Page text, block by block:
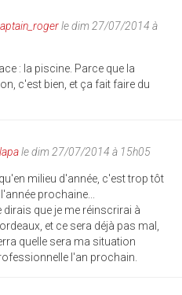
le dim 27/07/2014 à
: la piscine. Parce que la
c'est bien, et ça fait faire du
le dim 27/07/2014 à 15h05
milieu d'année, c'est trop tôt
prochaine...
dirais que je me réinscrirai à
et ce sera déjà pas mal,
quelle sera ma situation
l'an prochain.